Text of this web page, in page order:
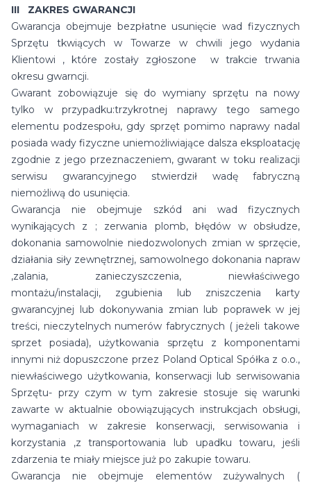
III ZAKRES GWARANCJI
Gwarancja obejmuje bezpłatne usunięcie wad fizycznych
Sprzętu tkwiących w Towarze w chwili jego wydania
Klientowi , które zostały zgłoszone w trakcie trwania
okresu gwarncji.
Gwarant zobowiązuje się do wymiany sprzętu na nowy
tylko w przypadku:trzykrotnej naprawy tego samego
elementu podzespołu, gdy sprzęt pomimo naprawy nadal
posiada wady fizyczne uniemożliwiające dalsza eksploatację
zgodnie z jego przeznaczeniem, gwarant w toku realizacji
serwisu gwarancyjnego stwierdził wadę fabryczną
niemożliwą do usunięcia.
Gwarancja nie obejmuje szkód ani wad fizycznych
wynikających z ; zerwania plomb, błędów w obsłudze,
dokonania samowolnie niedozwolonych zmian w sprzęcie,
działania siły zewnętrznej, samowolnego dokonania napraw
,zalania, zanieczyszczenia, niewłaściwego
montażu/instalacji, zgubienia lub zniszczenia karty
gwarancyjnej lub dokonywania zmian lub poprawek w jej
treści, nieczytelnych numerów fabrycznych ( jeżeli takowe
sprzet posiada), użytkowania sprzętu z komponentami
innymi niż dopuszczone przez Poland Optical Spółka z o.o.,
niewłaściwego użytkowania, konserwacji lub serwisowania
Sprzętu- przy czym w tym zakresie stosuje się warunki
zawarte w aktualnie obowiązujących instrukcjach obsługi,
wymaganiach w zakresie konserwacji, serwisowania i
korzystania ,z transportowania lub upadku towaru, jeśli
zdarzenia te miały miejsce już po zakupie towaru.
Gwarancja nie obejmuje elementów zużywalnych (